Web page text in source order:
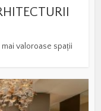
valoroase spații